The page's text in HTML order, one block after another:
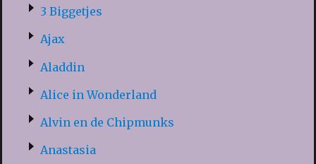
3 Biggetjes
Ajax
Aladdin
Alice in Wonderland
Alvin en de Chipmunks
Anastasia